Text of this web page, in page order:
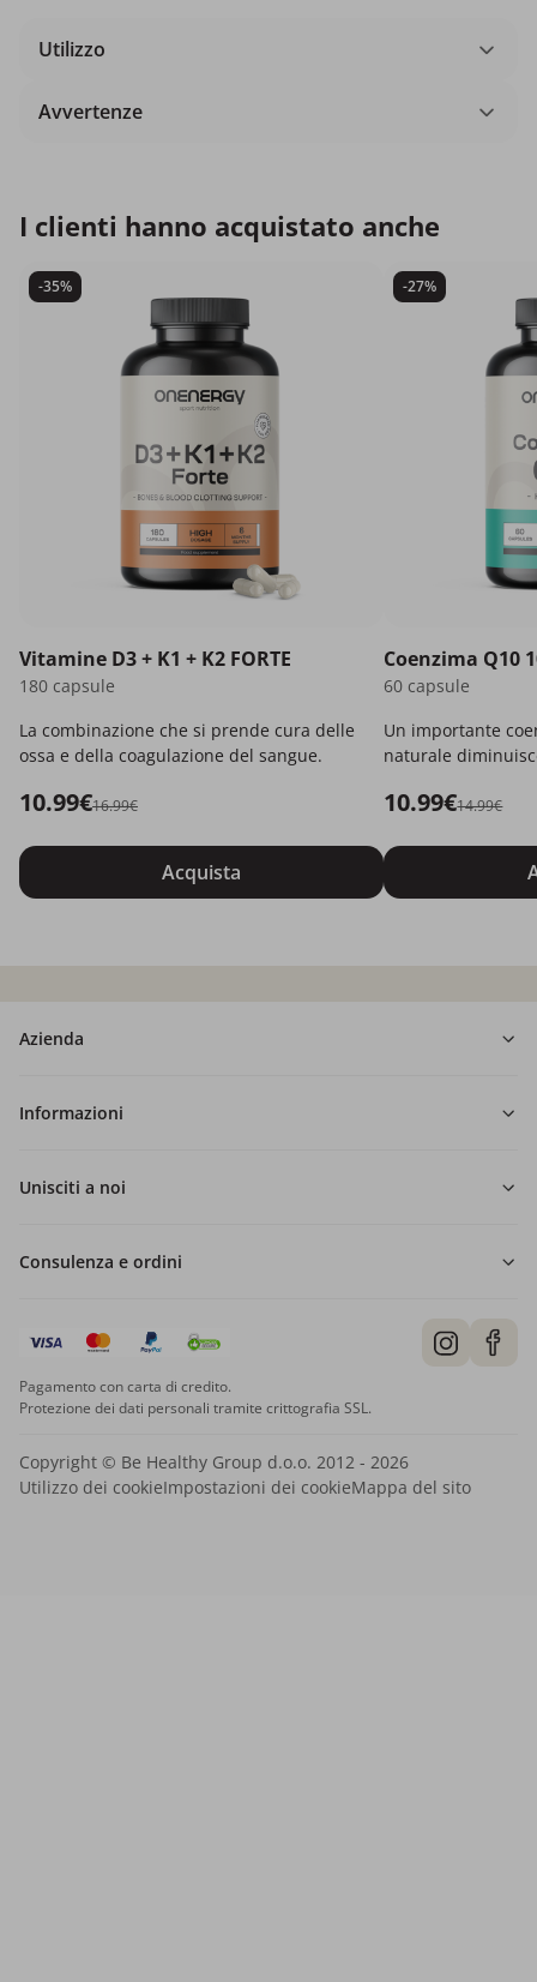
Utilizzo
Avvertenze
I clienti hanno acquistato anche
-35%
Vitamine D3 + K1 + K2 FORTE
180 capsule
La combinazione che si prende cura delle
ossa e della coagulazione del sangue.
10.99€16.99€
Acquista
-27%
Coenzima Q10
60 capsule
Un importante
naturale
10.99€14.99€
Azienda
Informazioni
Unisciti a noi
Consulenza e ordini
Pagamento con carta di credito.
Protezione dei dati personali tramite crittografia SSL.
Copyright © Be Healthy Group d.o.o. 2012 - 2026
Utilizzo dei cookieImpostazioni dei cookieMappa del sito